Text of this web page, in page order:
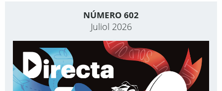
NÚMERO 602
Juliol 2026